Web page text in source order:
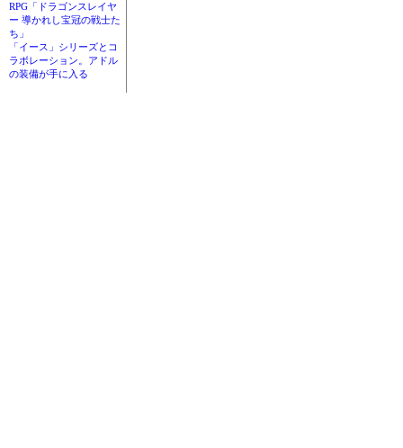
RPG「ドラゴンスレイヤ
ー 導かれし宝冠の戦士た
ち」
「イース」シリーズとコ
ラボレーション。アドル
の装備が手に入る